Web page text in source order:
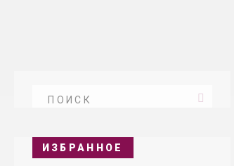
ИЗБРАННОЕ